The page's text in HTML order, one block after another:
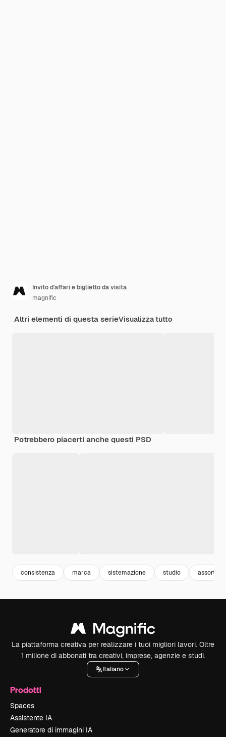
Invito d'affari e biglietto da visita
magnific
Altri elementi di questa serieVisualizza tutto
Potrebbero piacerti anche questi PSD
consistenza marca sistemazione studio
La piattaforma creativa per realizzare i tuoi migliori lavori. Oltre
1 milione di abbonati tra creativi, imprese, agenzie e studi.
Italiano
Prodotti
Spaces
Assistente IA
Generatore di immagini IA